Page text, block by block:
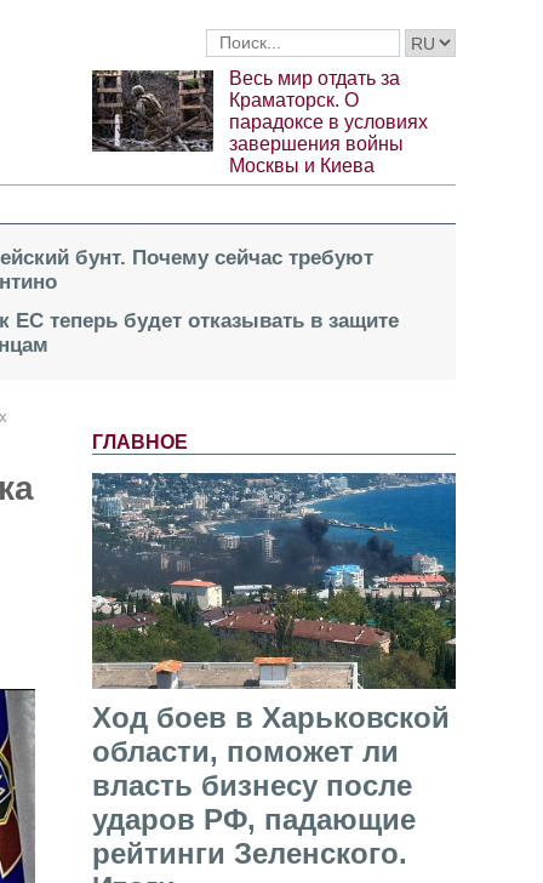
Весь мир отдать за
Краматорск. О
парадоксе в условиях
завершения войны
Москвы и Киева
бунт. Почему сейчас требуют
ЕС теперь будет отказывать в защите
ГЛАВНОЕ
Ход боев в Харьковской
области, поможет ли
власть бизнесу после
ударов РФ, падающие
рейтинги Зеленского.